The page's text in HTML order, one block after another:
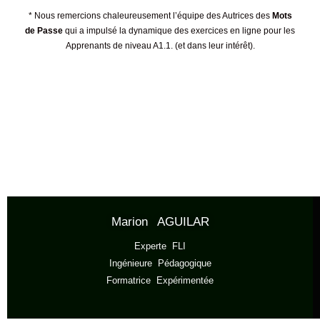
* Nous remercions chaleureusement l’équipe des Autrices des Mots
de Passe qui a impulsé la dynamique des exercices en ligne pour les
Apprenants de niveau A1.1. (et dans leur intérêt).
Marion AGUILAR
Experte FLI
Ingénieure Pédagogique
Formatrice Expérimentée